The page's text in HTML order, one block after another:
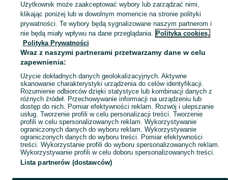
domek ogrodowy dla dzieci,basen z kulkami,zabawki ogrodowe,zabawki
Zobacz
Mapa kategorii
Mapa miejscowości
Mapa ministron
Popularne wyszukiwania
Użytkownik może zaakceptować wybory lub zarządzać nimi,
klikając poniżej lub w dowolnym momencie na stronie polityki
prywatności. Te wybory będą sygnalizowane naszym partnerom i
nie będą miały wpływu na dane przeglądania. Polityka cookies,
Polityka Prywatności
Wraz z naszymi partnerami przetwarzamy dane w celu
zapewnienia:
Użycie dokładnych danych geolokalizacyjnych. Aktywne
skanowanie charakterystyki urządzenia do celów identyfikacji.
Rozumienie odbiorców dzięki statystyce lub kombinacji danych z
różnych źródeł. Przechowywanie informacji na urządzeniu lub
dostęp do nich. Pomiar efektywności reklam. Rozwój i ulepszanie
usług. Tworzenie profili w celu personalizacji treści. Tworzenie
profili w celu spersonalizowanych reklam. Wykorzystywanie
ograniczonych danych do wyboru reklam. Wykorzystywanie
ograniczonych danych do wyboru treści. Pomiar efektywności
treści. Wykorzystanie profili do wyboru spersonalizowanych reklam.
Wykorzystywanie profili w celu doboru spersonalizowanych treści.
Lista partnerów (dostawców)